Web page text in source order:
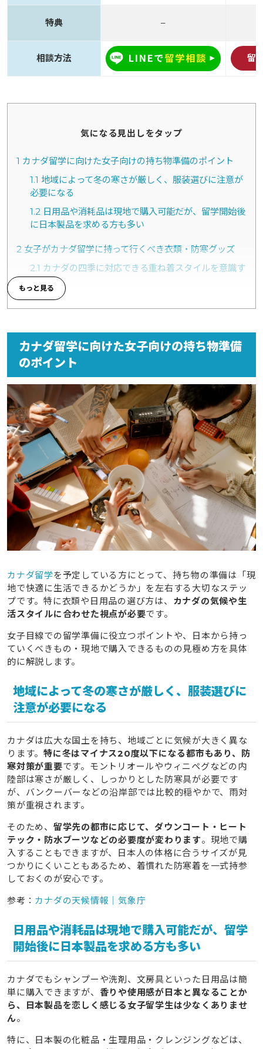
特典 –
相談方法 留
気になる見出しをタップ
1 カナダ留学に向けた女子向けの持ち物準備のポイント
1.1 地域によって冬の寒さが厳しく、服装選びに注意が
必要になる
1.2日用品や消耗品は現地で購入可能だが、留学開始後
に日本製品を求める方も多い
2 女子がカナダ留学に持って行くべき衣類・防寒グッズ
2.1 カナダの四季に対応できる重ね着スタイルを意識す
る
2.2ヒートテック・ダウン・防水ブーツなど現地生活
に合ったアイテムを選ぶ
2.3下着や肌着は日本製の着心地を優先して多めに持
参しておく
3カナダ留学の生活を快適にする女子向けの生活雑貨・便
利アイテム
3.1ヘアアイロンやドライヤーなどは変圧器不要の海外
対応モデルが安心
3.2コンタクト・メイク道具・スキンケアは肌質に合
う日本製品を用意する
3.3常備薬やサプリメントは体質や飲み慣れたものを
中心に揃える
4留学女子が実際に「持って行ってよかった」と感じたア
イテムを紹介する
4.1日本食・インスタント系はホームシック対策として
も効果的だった
イで重宝された
4.3 日本語の本・推しグッズなどメンタルを整える私
物も持っていって正解だった
5カナダ留学に必要な手続き書類や電子機器類も忘れずに
準備する
5.1ビザ関連書類・パスポート・入学許可証は機内持ち
5.2スマホは現地SIM対応／変換プラグやPCもスペッ
クを確認しておく
6カナダ留学女子が持って行かなくてもよかったと感じた
荷物
6.1現地で安く買える服やタオル類は最小限にするのが
賢い選択だった
6.2化粧品の詰め替え容器は現地で調達可能なので無
理に揃えなくてOK
6.3洋服は現地ファッションに合わせて買い足す楽し
みを残すのもおすすめ
7カナダ留学女子が意識すべきパッキングのコツ
しやすくまとめる
奥側に収納する
7.3荷物の重さとサイズは航空会社の規定を超えない
よう出発前に必ず確認する
8持ち物に不安がある人はカナダ留学サポートが手厚いタ
ビケン留学に相談するのがおすすめ
ポートで自信を手にする
カナダ留学に向けた女子向けの持ち物準備
のポイント
カナダ留学を予定している方にとって、持ち物の準備は「現
地で快適に生活できるかどうか」を左右する大切なステッ
プです。特に衣類や日用品の選び方は、 カナダの気候や生
活スタイルに合わせた視点が必要です。
女子目線での留学準備に役立つポイントや、日本から持っ
ていくべきもの・現地で購入できるものの見極め方を具体
的に解説します。
地域によって冬の寒さが厳しく、服装選びに
注意が必要になる
カナダは広大な国土を持ち、地域ごとに気候が大きく異な
ります。 特に冬はマイナス20度以下になる都市もあり、防
寒対策が重要です。モントリオールやウィニペグなどの内
陸部は寒さが厳しく、しっかりとした防寒具が必要です
が、バンクーバーなどの沿岸部では比較的穏やかで、雨対
策が重視されます。
そのため、 留学先の都市に応じて、ダウンコート・ヒート
テック・防水ブーツなどの必要度が変わります。現地で購
入することもできますが、日本人の体格に合うサイズが見
つかりにくいこともあるため、着慣れた防寒着を一式持参
しておくのが安心です。
参考： カナダの天候情報｜気象庁
日用品や消耗品は現地で購入可能だが、留学
開始後に日本製品を求める方も多い
カナダでもシャンプーや洗剤、文房具といった日用品は簡
単に購入できますが、 香りや使用感が日本と異なることか
ら、日本製品を恋しく感じる女子留学生は少なくありませ
ん。
特に、日本製の化粧品・生理用品・クレンジングなどは、